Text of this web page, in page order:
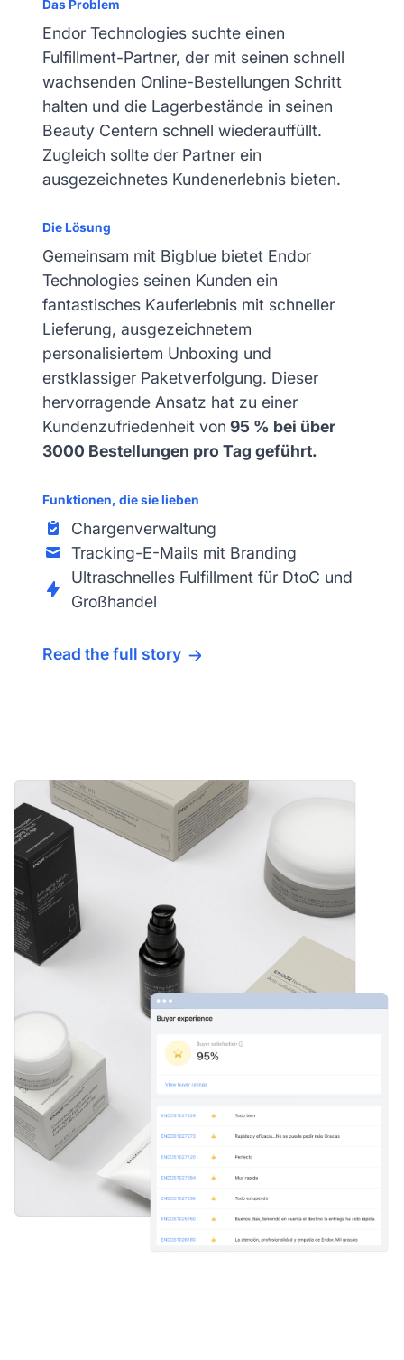
Das Problem
Endor Technologies suchte einen
Fulfillment-Partner, der mit seinen schnell
wachsenden Online-Bestellungen Schritt
halten und die Lagerbestände in seinen
Beauty Centern schnell wiederauffüllt.
Zugleich sollte der Partner ein
ausgezeichnetes Kundenerlebnis bieten.
Die Lösung
Gemeinsam mit Bigblue bietet Endor
Technologies seinen Kunden ein
fantastisches Kauferlebnis mit schneller
Lieferung, ausgezeichnetem
personalisiertem Unboxing und
erstklassiger Paketverfolgung. Dieser
hervorragende Ansatz hat zu einer
Kundenzufriedenheit von 95 % bei über
3000 Bestellungen pro Tag geführt.
Funktionen, die sie lieben
Chargenverwaltung
Tracking-E-Mails mit Branding
Ultraschnelles Fulfillment für DtoC und
Großhandel
Read the full story